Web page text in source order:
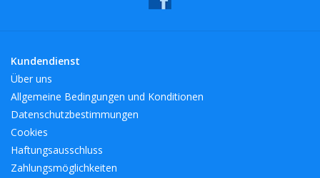
Kundendienst
Über uns
Allgemeine Bedingungen und Konditionen
Datenschutzbestimmungen
Cookies
Haftungsausschluss
Zahlungsmöglichkeiten